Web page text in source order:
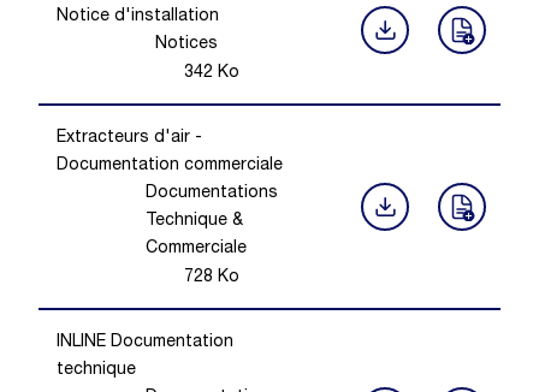
Notice d'installation
Notices
342 Ko
Extracteurs d'air -
Documentation commerciale
Documentations
Technique &
Commerciale
728 Ko
INLINE Documentation
technique